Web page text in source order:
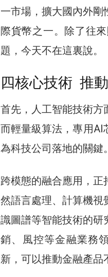
一市場，擴大國內外
際貨幣之一。除了往
題，今天不在這裏說。
四核心技術 推
首先，人工智能技術方
而輕量級算法，專用AI
為科技公司落地的關鍵。
跨模態的融合應用，正
然語言處理、計算機視
識圖譜等智能技術的研
銷、風控等金融業務
新，可以推動金融產品